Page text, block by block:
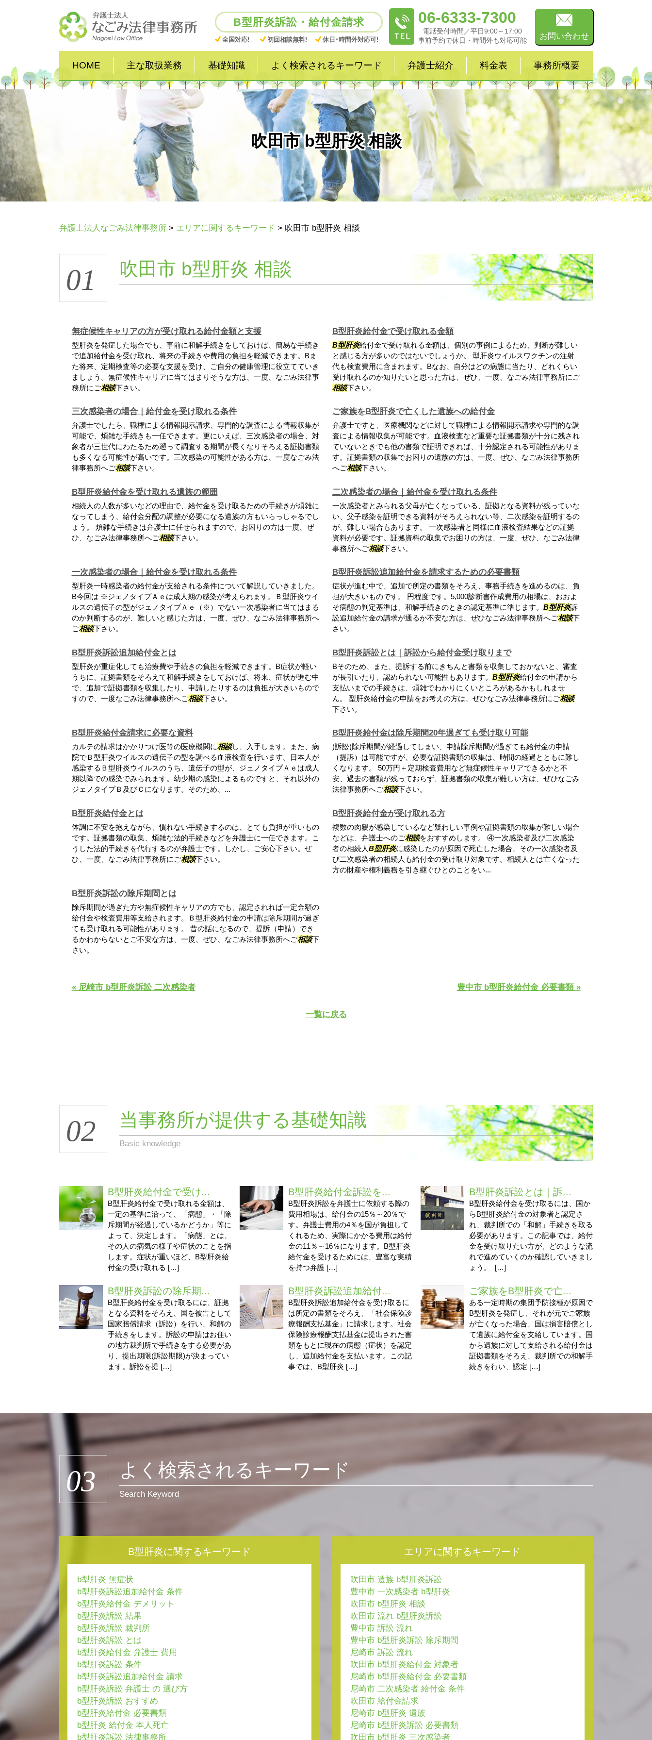
吹田市 b型肝炎 相談
B型肝炎訴訟・給付金請求
全国対応! 初回相談無料! 休日･時間外対応可!
06-6333-7300
電話受付時間／平日9:00～17:00
事前予約で休日・時間外も対応可能
お問い合わせ
HOME 主な取扱業務 基礎知識 よく検索されるキーワード 弁護士紹介 料金表 事務所概要
弁護士法人なごみ法律事務所 > エリアに関するキーワード > 吹田市 b型肝炎 相談
01 吹田市 b型肝炎 相談
無症候性キャリアの方が受け取れる給付金額と支援
型肝炎を発症した場合でも、事前に和解手続きをしておけば、簡易な手続き
で追加給付金を受け取れ、将来の手続きや費用の負担を軽減できます。Bま
た将来、定期検査等の必要な支援を受け、ご自分の健康管理に役立てていき
ましょう。無症候性キャリアに当てはまりそうな方は、一度、なごみ法律事
務所にご相談下さい。
B型肝炎給付金で受け取れる金額
B型肝炎給付金で受け取れる金額は、個別の事例によるため、判断が難しい
と感じる方が多いのではないでしょうか。 型肝炎ウイルスワクチンの注射
代も検査費用に含まれます。Bなお、自分はどの病態に当たり、どれくらい
受け取れるのか知りたいと思った方は、ぜひ、一度、なごみ法律事務所にご
相談下さい。
三次感染者の場合｜給付金を受け取れる条件
弁護士でしたら、職権による情報開示請求、専門的な調査による情報収集が
可能で、煩雑な手続きも一任できます。更にいえば、三次感染者の場合、対
象者が三世代にわたるため遡って調査する期間が長くなりそろえる証拠書類
も多くなる可能性が高いです。三次感染の可能性がある方は、一度なごみ法
律事務所へご相談下さい。
ご家族をB型肝炎で亡くした遺族への給付金
弁護士ですと、医療機関などに対して職権による情報開示請求や専門的な調
査による情報収集が可能です。血液検査など重要な証拠書類が十分に残され
ていないときでも他の書類で証明できれば、十分認定される可能性がありま
す。証拠書類の収集でお困りの遺族の方は、一度、ぜひ、なごみ法律事務所
へご相談下さい。
B型肝炎給付金を受け取れる遺族の範囲
相続人の人数が多いなどの理由で、給付金を受け取るための手続きが煩雑に
なってしまう、給付金分配の調整が必要になる遺族の方もいらっしゃるでし
ょう。 煩雑な手続きは弁護士に任せられますので、お困りの方は一度、ぜ
ひ、なごみ法律事務所へご相談下さい。
二次感染者の場合｜給付金を受け取れる条件
一次感染者とみられる父母が亡くなっている、証拠となる資料が残っていな
い、父子感染を証明できる資料がそろえられない等、二次感染を証明するの
が、難しい場合もあります。 一次感染者と同様に血液検査結果などの証拠
資料が必要です。証拠資料の取集でお困りの方は、一度、ぜひ、なごみ法律
事務所へご相談下さい。
一次感染者の場合｜給付金を受け取れる条件
型肝炎一時感染者の給付金が支給される条件について解説していきました。
B今回は ※ジェノタイプＡｅは成人期の感染が考えられます。Ｂ型肝炎ウイ
ルスの遺伝子の型がジェノタイプＡｅ（※）でない一次感染者に当てはまる
のか判断するのが、難しいと感じた方は、一度、ぜひ、なごみ法律事務所へ
ご相談下さい。
B型肝炎訴訟追加給付金を請求するための必要書類
症状が進む中で、追加で所定の書類をそろえ、事務手続きを進めるのは、負
担が大きいものです。 円程度です。5,000診断書作成費用の相場は、おおよ
そ病態の判定基準は、和解手続きのときの認定基準に準じます。 B型肝炎訴
訟追加給付金の請求が通るか不安な方は、ぜひなごみ法律事務所へご相談下
さい。
B型肝炎訴訟追加給付金とは
型肝炎が重症化しても治療費や手続きの負担を軽減できます。B症状が軽い
うちに、証拠書類をそろえて和解手続きをしておけば、将来、症状が進む中
で、追加で証拠書類を収集したり、申請したりするのは負担が大きいもので
すので、一度なごみ法律事務所へご相談下さい。
B型肝炎訴訟とは｜訴訟から給付金受け取りまで
Bそのため、また、提訴する前にきちんと書類を収集しておかないと、審査
が長引いたり、認められない可能性もあります。 B型肝炎給付金の申請から
支払いまでの手続きは、煩雑でわかりにくいところがあるかもしれませ
ん。 型肝炎給付金の申請をお考えの方は、ぜひなごみ法律事務所にご相談
下さい。
B型肝炎給付金請求に必要な資料
カルテの請求はかかりつけ医等の医療機関に相談し、入手します。また、病
院でＢ型肝炎ウイルスの遺伝子の型を調べる血液検査を行います。日本人が
感染するＢ型肝炎ウイルスのうち、遺伝子の型が、ジェノタイプＡｅは成人
期以降での感染でみられます。幼少期の感染によるものですと、それ以外の
ジェノタイプＢ及びＣになります。そのため、...
B型肝炎給付金は除斥期間20年過ぎても受け取り可能
)訴訟(除斥期間が経過してしまい、申請除斥期間が過ぎても給付金の申請
（提訴）は可能ですが、必要な証拠書類の収集は、時間の経過とともに難し
くなります。 50万円＋定期検査費用など無症候性キャリアできるかと不
安、過去の書類が残っておらず、証拠書類の収集が難しい方は、ぜひなごみ
法律事務所へご相談下さい。
B型肝炎給付金とは
体調に不安を抱えながら、慣れない手続きするのは、とても負担が重いもの
です。証拠書類の取集、煩雑な法的手続きなどを弁護士に一任できます。こ
うした法的手続きを代行するのが弁護士です。しかし、ご安心下さい。ぜ
ひ、一度、なごみ法律事務所にご相談下さい。
B型肝炎給付金が受け取れる方
複数の肉親が感染しているなど疑わしい事例や証拠書類の取集が難しい場合
などは、弁護士へのご相談をおすすめします。 ④一次感染者及び二次感染
者の相続人B型肝炎に感染したのが原因で死亡した場合、その一次感染者及
び二次感染者の相続人も給付金の受け取り対象です。相続人とは亡くなった
方の財産や権利義務を引き継ぐひとのことをい...
B型肝炎訴訟の除斥期間とは
除斥期間が過ぎた方や無症候性キャリアの方でも、認定されれば一定金額の
給付金や検査費用等支給されます。Ｂ型肝炎給付金の申請は除斥期間が過ぎ
ても受け取れる可能性があります。 昔の話になるので、提訴（申請）でき
るかわからないとご不安な方は、一度、ぜひ、なごみ法律事務所へご相談下
さい。
« 尼崎市 b型肝炎訴訟 二次感染者 豊中市 b型肝炎給付金 必要書類 »
一覧に戻る
02 当事務所が提供する基礎知識
Basic knowledge
B型肝炎給付金で受け...
B型肝炎給付金で受け取れる金額は、
一定の基準に沿って、「病態」・「除
斥期間が経過しているかどうか」等に
よって、決定します。「病態」とは、
その人の病気の様子や症状のことを指
します。症状が重いほど、B型肝炎給
付金の受け取れる […]
B型肝炎給付金訴訟を...
B型肝炎訴訟を弁護士に依頼する際の
費用相場は、給付金の15％～20％で
す。弁護士費用の4％を国が負担して
くれるため、実際にかかる費用は給付
金の11％～16％になります。B型肝炎
給付金を受けるためには、豊富な実績
を持つ弁護 […]
B型肝炎訴訟とは｜訴...
B型肝炎給付金を受け取るには、国か
らB型肝炎給付金の対象者と認定さ
れ、裁判所での「和解」手続きを取る
必要があります。この記事では、給付
金を受け取りたい方が、どのような流
れで進めていくのか確認していきまし
ょう。 […]
B型肝炎訴訟の除斥期...
B型肝炎給付金を受け取るには、証拠
となる資料をそろえ、国を被告として
国家賠償請求（訴訟）を行い、和解の
手続きをします。訴訟の申請はお住い
の地方裁判所で手続きをする必要があ
り、提出期限(訴訟期限)が決まってい
ます。訴訟を提 […]
B型肝炎訴訟追加給付...
B型肝炎訴訟追加給付金を受け取るに
は所定の書類をそろえ、「社会保険診
療報酬支払基金」に請求します。社会
保険診療報酬支払基金は提出された書
類をもとに現在の病態（症状）を認定
し、追加給付金を支払います。この記
事では、B型肝炎 […]
ご家族をB型肝炎で亡...
ある一定時期の集団予防接種が原因で
B型肝炎を発症し、それが元でご家族
が亡くなった場合、国は損害賠償とし
て遺族に給付金を支給しています。国
から遺族に対して支給される給付金は
証拠書類をそろえ、裁判所での和解手
続きを行い、認定 […]
03 よく検索されるキーワード
Search Keyword
B型肝炎に関するキーワード
b型肝炎 無症状
b型肝炎訴訟追加給付金 条件
b型肝炎給付金 デメリット
b型肝炎訴訟 結果
b型肝炎訴訟 裁判所
b型肝炎訴訟 とは
b型肝炎給付金 弁護士 費用
b型肝炎訴訟 条件
b型肝炎訴訟追加給付金 請求
b型肝炎訴訟 弁護士 の 選び方
b型肝炎訴訟 おすすめ
b型肝炎給付金 必要書類
b型肝炎 給付金 本人死亡
b型肝炎訴訟 法律事務所
エリアに関するキーワード
吹田市 遺族 b型肝炎訴訟
豊中市 一次感染者 b型肝炎
吹田市 b型肝炎 相談
吹田市 流れ b型肝炎訴訟
豊中市 訴訟 流れ
豊中市 b型肝炎訴訟 除斥期間
尼崎市 訴訟 流れ
吹田市 b型肝炎給付金 対象者
尼崎市 b型肝炎給付金 必要書類
尼崎市 二次感染者 給付金 条件
吹田市 給付金請求
尼崎市 b型肝炎 遺族
尼崎市 b型肝炎訴訟 必要書類
吹田市 b型肝炎 三次感染者